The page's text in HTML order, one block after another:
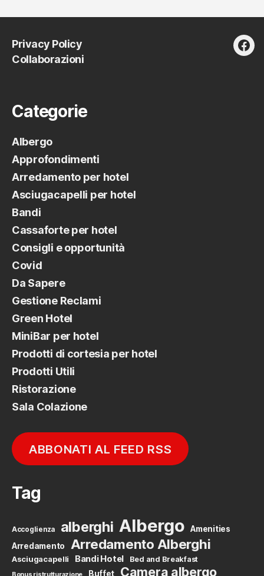
Privacy Policy
Collaborazioni
Categorie
Albergo
Approfondimenti
Arredamento per hotel
Asciugacapelli per hotel
Bandi
Cassaforte per hotel
Consigli e opportunità
Covid
Da Sapere
Gestione Reclami
Green Hotel
MiniBar per hotel
Prodotti di cortesia per hotel
Prodotti Utili
Ristorazione
Sala Colazione
ABBONATI AL FEED RSS
Tag
Accoglienza alberghi Albergo
Amenities
Arredamento
Arredamento Alberghi
Asciugacapelli Bandi Hotel Bed and Breakfast
Buffet Camera albergo